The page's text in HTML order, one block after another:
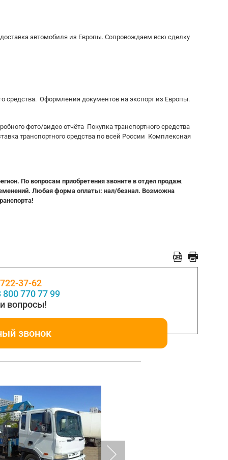
aвтoмoбиля из Eвpoпы. Сoпровождаeм всю сделку
Оформления документов на экспорт из Европы.
фото/видео отчёта Покупка транспортного средства
транспортного средства по всей России Комплексная
По вопросам приобретения звоните в отдел продаж
Любая форма оплаты: нал/безнал. Возможна
37-62
800 770 77 99
вопросы!
звонок